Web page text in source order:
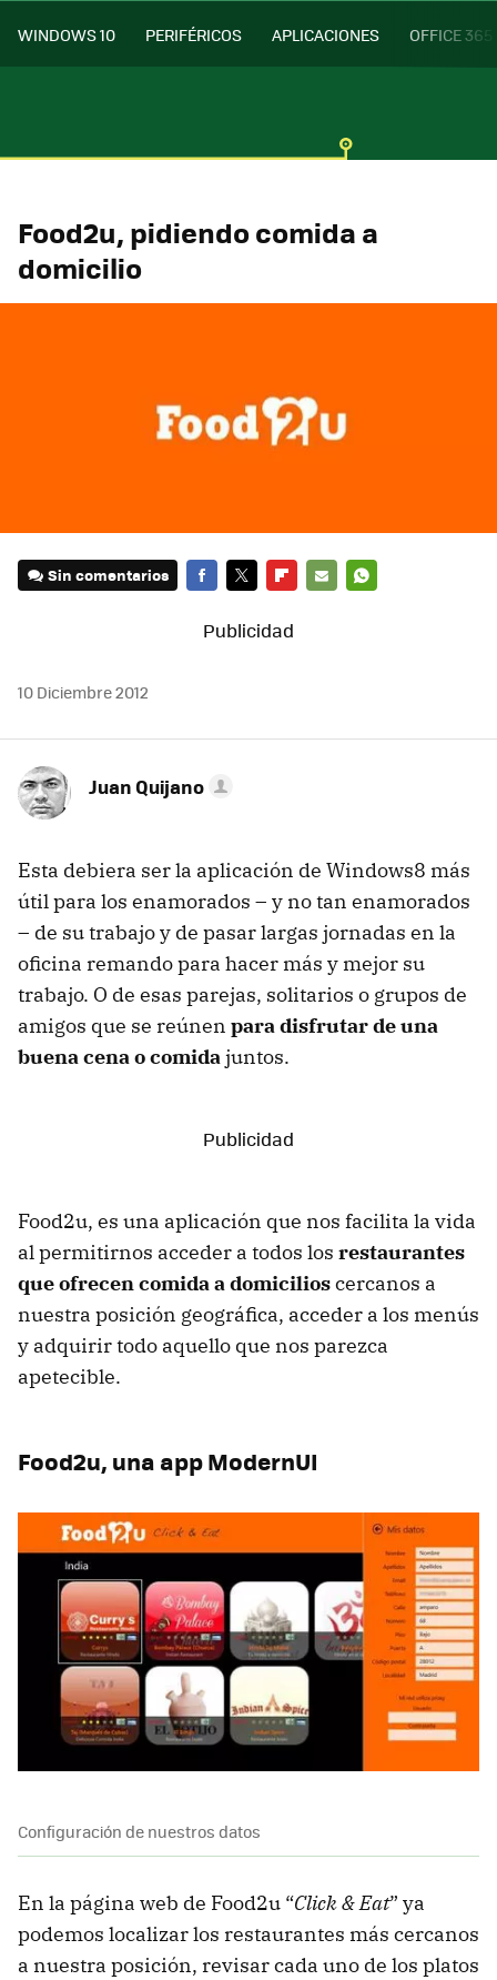
WINDOWS 10 PERIFÉRICOS APLICACIONES OFFICE 365
Food2u, pidiendo comida a
domicilio
Sin comentarios
10 Diciembre 2012
Juan Quijano
Esta debiera ser la aplicación de Windows8 más
útil para los enamorados – y no tan enamorados
– de su trabajo y de pasar largas jornadas en la
oficina remando para hacer más y mejor su
trabajo. O de esas parejas, solitarios o grupos de
amigos que se reúnen para disfrutar de una
buena cena o comidajuntos.
Food2u, es una aplicación que nos facilita la vida
al permitirnos acceder a todos los restaurantes
que ofrecen comida a domicilioscercanos a
nuestra posición geográfica, acceder a los menús
y adquirir todo aquello que nos parezca
apetecible.
Food2u, una app ModernUI
Configuración de nuestros datos
En la página web de Food2u “Click & Eat” ya
podemos localizar los restaurantes más cercanos
a nuestra posición, revisar cada uno de los platos